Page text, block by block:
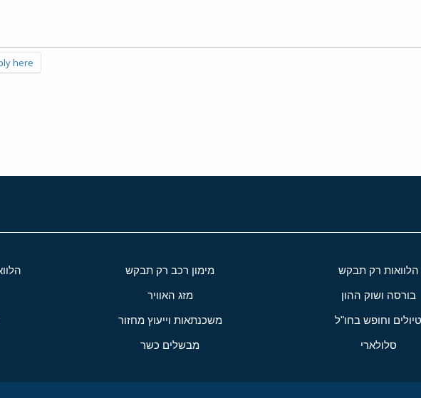
here.
הלוואות רק תבקש מימון רכב רק תבקש
בורסה ושוק ההון מזג האוויר
טיולים וחופש בחו"ל משכנתאות וייעוץ מחזור
סלולארי מבשלים כשר